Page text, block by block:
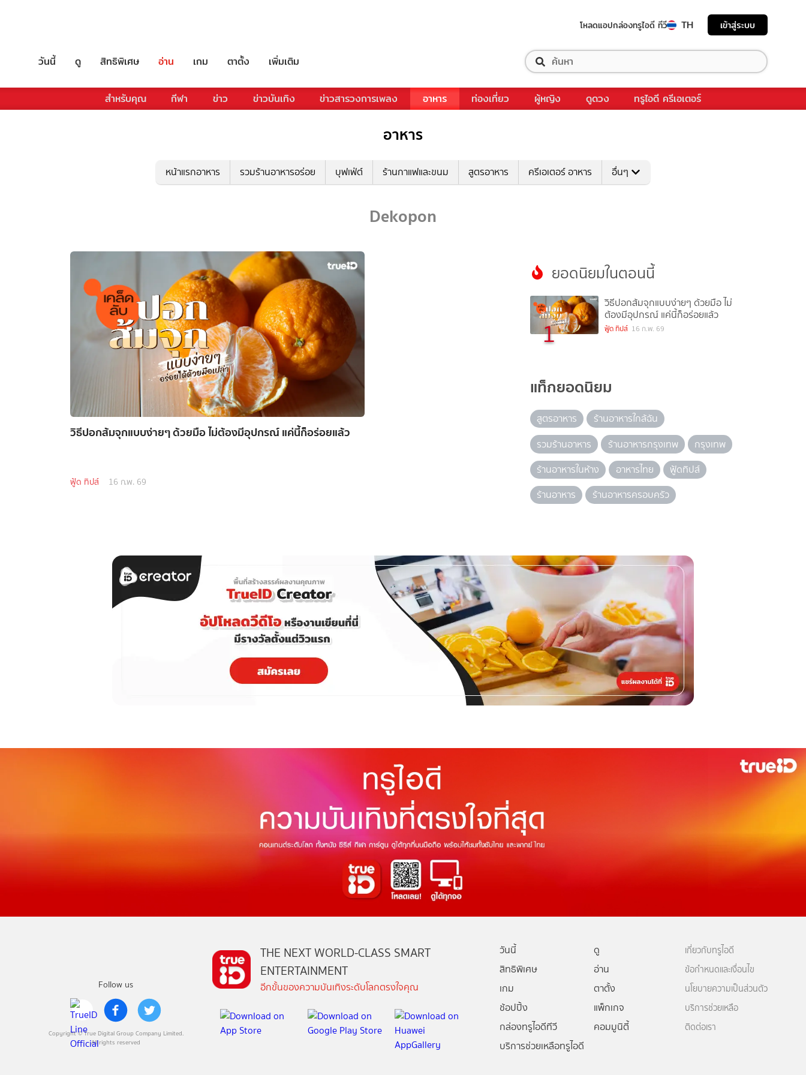
โหลดแอปกล่องทรูไอดี ทีวี TH เข้าสู่ระบบ
วันนี้ ดู สิทธิพิเศษ อ่าน เกม ตาตั้ง เพิ่มเติม
สำหรับคุณ กีฬา ข่าว ข่าวบันเทิง ข่าวสารวงการเพลง อาหาร ท่องเที่ยว ผู้หญิง ดูดวง ทรูไอดี ครีเอเตอร์
อาหาร
หน้าแรกอาหาร รวมร้านอาหารอร่อย บุฟเฟ่ต์ ร้านกาแฟและขนม สูตรอาหาร ครีเอเตอร์ อาหาร อื่นๆ
Dekopon
วิธีปอกส้มจุกแบบง่ายๆ ด้วยมือ ไม่ต้องมีอุปกรณ์ แค่นี้ก็อร่อยแล้ว
ฟู้ด ทิปส์ 16 ก.พ. 69
ยอดนิยมในตอนนี้
1
วิธีปอกส้มจุกแบบง่ายๆ ด้วยมือ ไม่
ต้องมีอุปกรณ์ แค่นี้ก็อร่อยแล้ว
ฟู้ด ทิปส์ 16 ก.พ. 69
แท็กยอดนิยม
สูตรอาหาร
ร้านอาหารใกล้ฉัน
รวมร้านอาหาร
ร้านอาหารกรุงเทพ
กรุงเทพ
ร้านอาหารในห้าง
อาหารไทย
ฟู้ดทิปส์
ร้านอาหาร
ร้านอาหารครอบครัว
Follow us
Copyright © True Digital Group Company Limited.
All rights reserved
THE NEXT WORLD-CLASS SMART
ENTERTAINMENT
อีกขั้นของความบันเทิงระดับโลกตรงใจคุณ
วันนี้
ดู
สิทธิพิเศษ
อ่าน
เกม
ตาตั้ง
ช้อปปิ้ง
แพ็กเกจ
กล่องทรูไอดีทีวี
คอมมูนิตี้
บริการช่วยเหลือทรูไอดี
เกี่ยวกับทรูไอดี
ข้อกำหนดและเงื่อนไข
นโยบายความเป็นส่วนตัว
บริการช่วยเหลือ
ติดต่อเรา